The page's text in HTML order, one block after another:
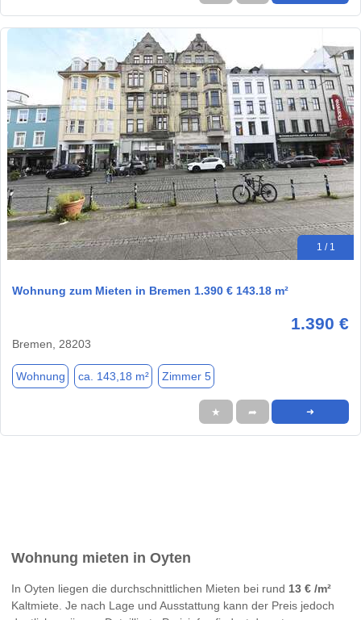
1 / 1
Wohnung zum Mieten in Bremen 1.390 € 143.18 m²
1.390 €
Bremen, 28203
Wohnung ca. 143,18 m² Zimmer 5
★ ➦ ➜
Wohnung mieten in Oyten
In Oyten liegen die durchschnittlichen Mieten bei rund 13 € /m²
Kaltmiete. Je nach Lage und Ausstattung kann der Preis jedoch